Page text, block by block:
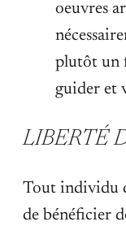
oeuvres
plutôt un
guider et
LIBERTÉ
Tout individu
de bénéficier